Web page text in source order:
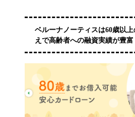
ベルーナノーティスは60歳以
えで高齢者への融資実績が豊富